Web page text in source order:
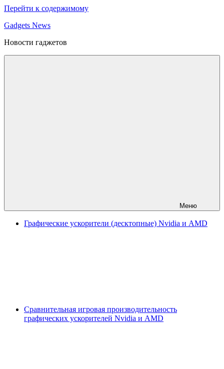
Перейти к содержимому
Gadgets News
Новости гаджетов
Меню
Графические ускорители (десктопные) Nvidia и AMD
Сравнительная игровая производительность
графических ускорителей Nvidia и AMD